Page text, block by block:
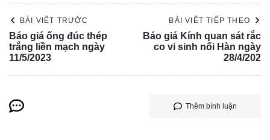
BÀI VIẾT TRƯỚC
Báo giá ống đúc thép
trắng liền mạch ngày
11/5/2023
BÀI VIẾT TIẾP THEO
Báo giá Kính quan sát rắc
co vi sinh nối Hàn ngày
28/4/202
Thêm bình luận